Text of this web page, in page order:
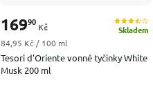
Tesori d'Oriente vonné tyčinky White
Musk 200 ml
Skladem
16990
Kč
Měrná cena:
84,95 Kč / 100 ml